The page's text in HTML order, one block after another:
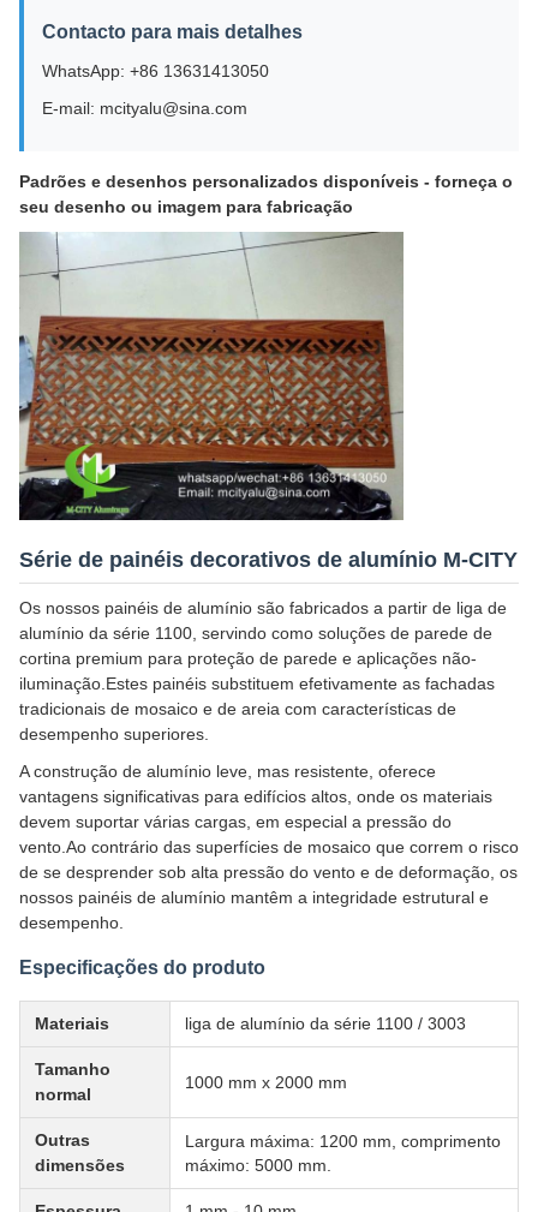
Contacto para mais detalhes
WhatsApp: +86 13631413050
E-mail: mcityalu@sina.com
Padrões e desenhos personalizados disponíveis - forneça o
seu desenho ou imagem para fabricação
Série de painéis decorativos de alumínio M-CITY
Os nossos painéis de alumínio são fabricados a partir de liga de
alumínio da série 1100, servindo como soluções de parede de
cortina premium para proteção de parede e aplicações não-
iluminação.Estes painéis substituem efetivamente as fachadas
tradicionais de mosaico e de areia com características de
desempenho superiores.
A construção de alumínio leve, mas resistente, oferece
vantagens significativas para edifícios altos, onde os materiais
devem suportar várias cargas, em especial a pressão do
vento.Ao contrário das superfícies de mosaico que correm o risco
de se desprender sob alta pressão do vento e de deformação, os
nossos painéis de alumínio mantêm a integridade estrutural e
desempenho.
Especificações do produto
Materiais liga de alumínio da série 1100 / 3003
Tamanho
normal
1000 mm x 2000 mm
Outras
dimensões
Largura máxima: 1200 mm, comprimento
máximo: 5000 mm.